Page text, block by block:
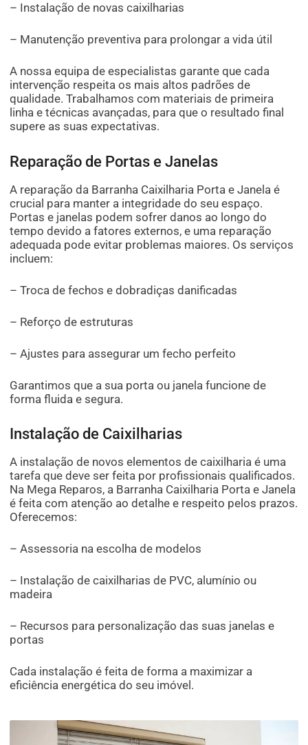
– Instalação de novas caixilharias
– Manutenção preventiva para prolongar a vida útil
A nossa equipa de especialistas garante que cada
intervenção respeita os mais altos padrões de
qualidade. Trabalhamos com materiais de primeira
linha e técnicas avançadas, para que o resultado final
supere as suas expectativas.
Reparação de Portas e Janelas
A reparação da Barranha Caixilharia Porta e Janela é
crucial para manter a integridade do seu espaço.
Portas e janelas podem sofrer danos ao longo do
tempo devido a fatores externos, e uma reparação
adequada pode evitar problemas maiores. Os serviços
incluem:
– Troca de fechos e dobradiças danificadas
– Reforço de estruturas
– Ajustes para assegurar um fecho perfeito
Garantimos que a sua porta ou janela funcione de
forma fluida e segura.
Instalação de Caixilharias
A instalação de novos elementos de caixilharia é uma
tarefa que deve ser feita por profissionais qualificados.
Na Mega Reparos, a Barranha Caixilharia Porta e Janela
é feita com atenção ao detalhe e respeito pelos prazos.
Oferecemos:
– Assessoria na escolha de modelos
– Instalação de caixilharias de PVC, alumínio ou
madeira
– Recursos para personalização das suas janelas e
portas
Cada instalação é feita de forma a maximizar a
eficiência energética do seu imóvel.